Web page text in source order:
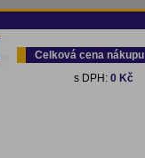
Celková cena nákupu
s DPH: 0 Kč